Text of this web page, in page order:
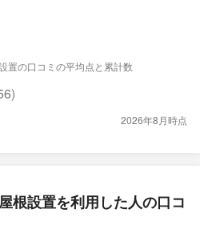
置の口コミの平均点と累計数
2026年8月時点
根設置を利用した人の口コ